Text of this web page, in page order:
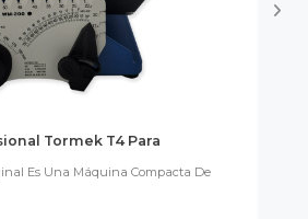
Tormek T4 Para
Es Una Máquina Compacta De